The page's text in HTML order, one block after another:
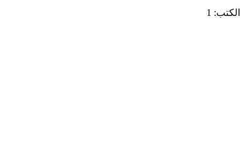
الكتب: 1